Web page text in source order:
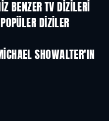
BENZER TV DIZILERI
TV
DIZILER
TV
SHOWALTER'IN